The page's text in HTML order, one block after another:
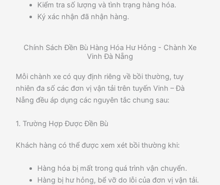
Kiểm tra số lượng và tình trạng hàng hóa.
Ký xác nhận đã nhận hàng.
Chính Sách Đền Bù Hàng Hóa Hư Hỏng - Chành Xe
Vinh Đà Nẵng
Mỗi chành xe có quy định riêng về bồi thường, tuy
nhiên đa số các đơn vị vận tải trên tuyến Vinh – Đà
Nẵng đều áp dụng các nguyên tắc chung sau:
1. Trường Hợp Được Đền Bù
Khách hàng có thể được xem xét bồi thường khi:
Hàng hóa bị mất trong quá trình vận chuyển.
Hàng bị hư hỏng, bể vỡ do lỗi của đơn vị vận tải.